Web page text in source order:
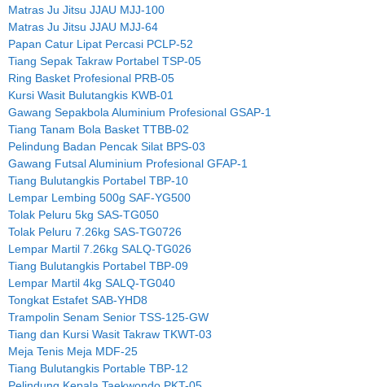
Matras Ju Jitsu JJAU MJJ-100
Matras Ju Jitsu JJAU MJJ-64
Papan Catur Lipat Percasi PCLP-52
Tiang Sepak Takraw Portabel TSP-05
Ring Basket Profesional PRB-05
Kursi Wasit Bulutangkis KWB-01
Gawang Sepakbola Aluminium Profesional GSAP-1
Tiang Tanam Bola Basket TTBB-02
Pelindung Badan Pencak Silat BPS-03
Gawang Futsal Aluminium Profesional GFAP-1
Tiang Bulutangkis Portabel TBP-10
Lempar Lembing 500g SAF-YG500
Tolak Peluru 5kg SAS-TG050
Tolak Peluru 7.26kg SAS-TG0726
Lempar Martil 7.26kg SALQ-TG026
Tiang Bulutangkis Portabel TBP-09
Lempar Martil 4kg SALQ-TG040
Tongkat Estafet SAB-YHD8
Trampolin Senam Senior TSS-125-GW
Tiang dan Kursi Wasit Takraw TKWT-03
Meja Tenis Meja MDF-25
Tiang Bulutangkis Portable TBP-12